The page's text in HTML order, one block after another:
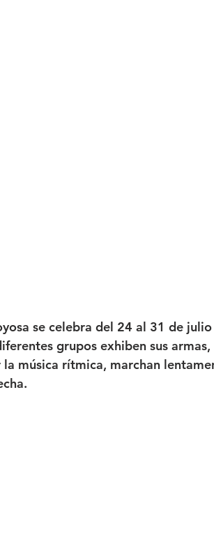
se celebra del 24 al 31 de
grupos exhiben sus armas,
música rítmica, marchan